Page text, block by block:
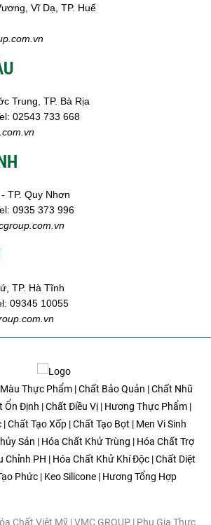
Vĩ Dạ, TP. Huế
Trung, TP. Bà Rịa
02543 733 668
TP. Quy Nhơn
0935 373 996
TP. Hà Tĩnh
09345 10055
Thực Phẩm | Chất Bảo Quản | Chất Nhũ
Ổn Định | Chất Điều Vị | Hương Thực Phẩm |
Chất Tạo Xốp | Chất Tạo Bọt | Men Vi Sinh
Sản | Hóa Chất Khử Trùng | Hóa Chất Trợ
Chỉnh PH | Hóa Chất Khử Khí Độc | Chất Diệt
Phức | Keo Silicone | Hương Tổng Hợp
Chất Việt Mỹ | VMC GROUP | Phụ Gia Thực